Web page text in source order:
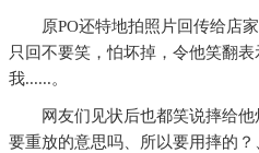
原PO还特地拍照片回传给店
只回不要笑，怕坏掉，令他笑翻
我......。
网友们见状后也都笑说摔给
要重放的意思吗、所以要用摔的